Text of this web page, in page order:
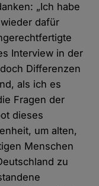
„Ich habe
dafür
Interview in der
Differenzen
als ich es
Fragen der
dieses
um alten,
Menschen
zu